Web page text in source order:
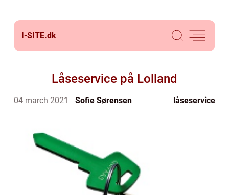
I-SITE.dk
Låseservice på Lolland
04 march 2021 Sofie Sørensen låseservice